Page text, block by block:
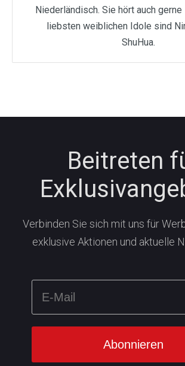
Niederländisch. Sie hört auch gerne
liebsten weiblichen Idole sind
ShuHua.
Beitreten
Verbinden Sie sich mit uns für
exklusive Aktionen und aktuelle